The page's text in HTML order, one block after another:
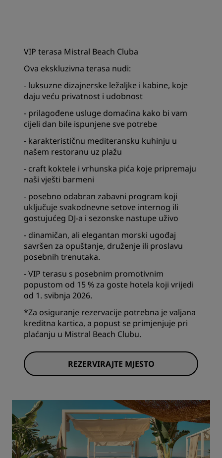
VIP terasa Mistral Beach Cluba
Ova ekskluzivna terasa nudi:
- luksuzne dizajnerske ležaljke i kabine, koje
daju veću privatnost i udobnost
- prilagođene usluge domaćina kako bi vam
cijeli dan bile ispunjene sve potrebe
- karakterističnu mediteransku kuhinju u
našem restoranu uz plažu
- craft koktele i vrhunska pića koje pripremaju
naši vješti barmeni
- posebno odabran zabavni program koji
uključuje svakodnevne setove internog ili
gostujućeg DJ-a i sezonske nastupe uživo
- dinamičan, ali elegantan morski ugođaj
savršen za opuštanje, druženje ili proslavu
posebnih trenutaka.
- VIP terasu s posebnim promotivnim
popustom od 15 % za goste hotela koji vrijedi
od 1. svibnja 2026.
*Za osiguranje rezervacije potrebna je valjana
kreditna kartica, a popust se primjenjuje pri
plaćanju u Mistral Beach Clubu.
REZERVIRAJTE MJESTO